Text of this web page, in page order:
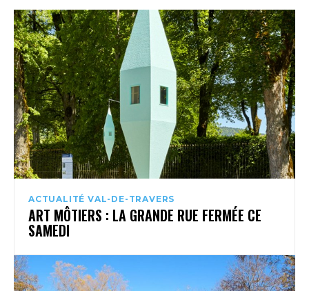
ACTUALITÉ VAL-DE-TRAVERS
ART MÔTIERS : LA GRANDE RUE FERMÉE CE
SAMEDI